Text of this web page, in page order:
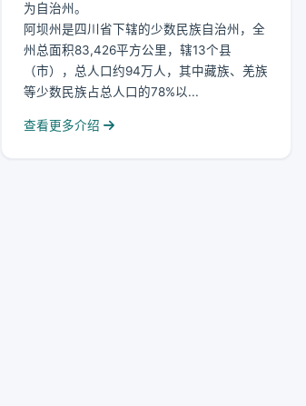
为自治州。
阿坝州是四川省下辖的少数民族自治州，全
州总面积83,426平方公里，辖13个县
（市），总人口约94万人，其中藏族、羌族
等少数民族占总人口的78%以...
查看更多介绍